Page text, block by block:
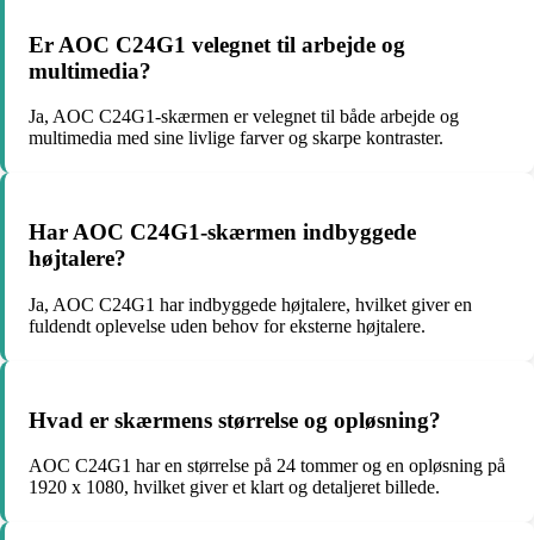
Er AOC C24G1 velegnet til arbejde og
multimedia?
Ja, AOC C24G1-skærmen er velegnet til både arbejde og
multimedia med sine livlige farver og skarpe kontraster.
Har AOC C24G1-skærmen indbyggede
højtalere?
Ja, AOC C24G1 har indbyggede højtalere, hvilket giver en
fuldendt oplevelse uden behov for eksterne højtalere.
Hvad er skærmens størrelse og opløsning?
AOC C24G1 har en størrelse på 24 tommer og en opløsning på
1920 x 1080, hvilket giver et klart og detaljeret billede.